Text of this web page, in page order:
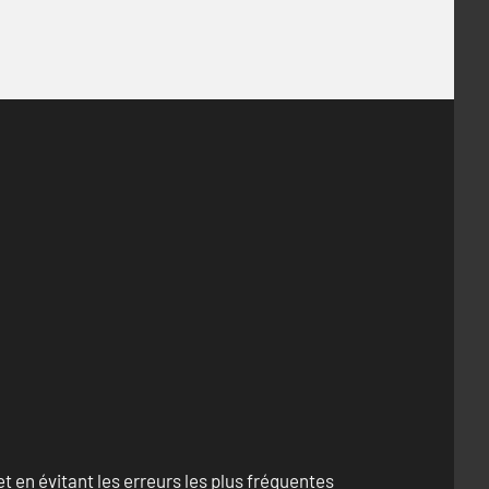
en évitant les erreurs les plus fréquentes